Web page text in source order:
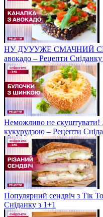
НУ ДУУУЖЕ СМАЧНИЙ
авокадо – Рецепти Сніданку
Неможливо не скуштувати!
кукурудзою – Рецепти
Популярний сендвіч з Тік
Сніданку з 1+1